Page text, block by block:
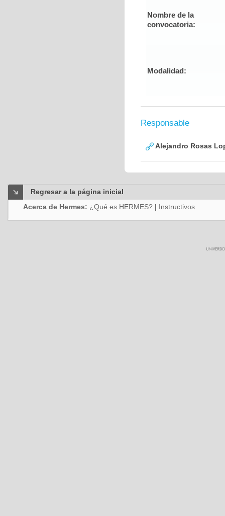
Nombre de la
convocatoria:
Modalidad:
Responsable
Alejandro Rosas
Regresar a la página inicial
Acerca de Hermes: ¿Qué es HERMES? | Instructivos